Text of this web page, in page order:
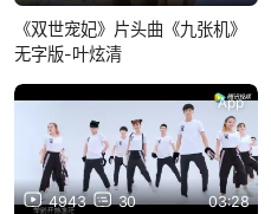
《双世宠妃》片头曲《九张机》
无字版-叶炫清
4943 30 03:28
App